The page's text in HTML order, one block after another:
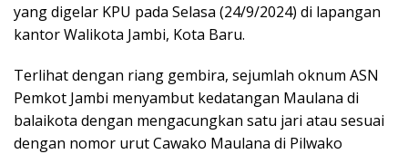
yang digelar KPU pada Selasa (24/9/2024) di lapangan
kantor Walikota Jambi, Kota Baru.
Terlihat dengan riang gembira, sejumlah oknum ASN
Pemkot Jambi menyambut kedatangan Maulana di
balaikota dengan mengacungkan satu jari atau sesuai
dengan nomor urut Cawako Maulana di Pilwako